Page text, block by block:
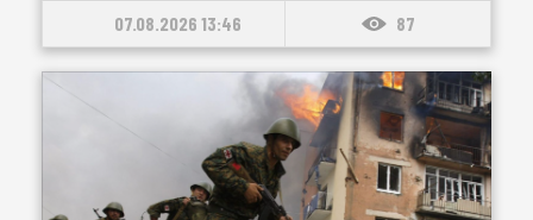
07.08.2026 13:46 87